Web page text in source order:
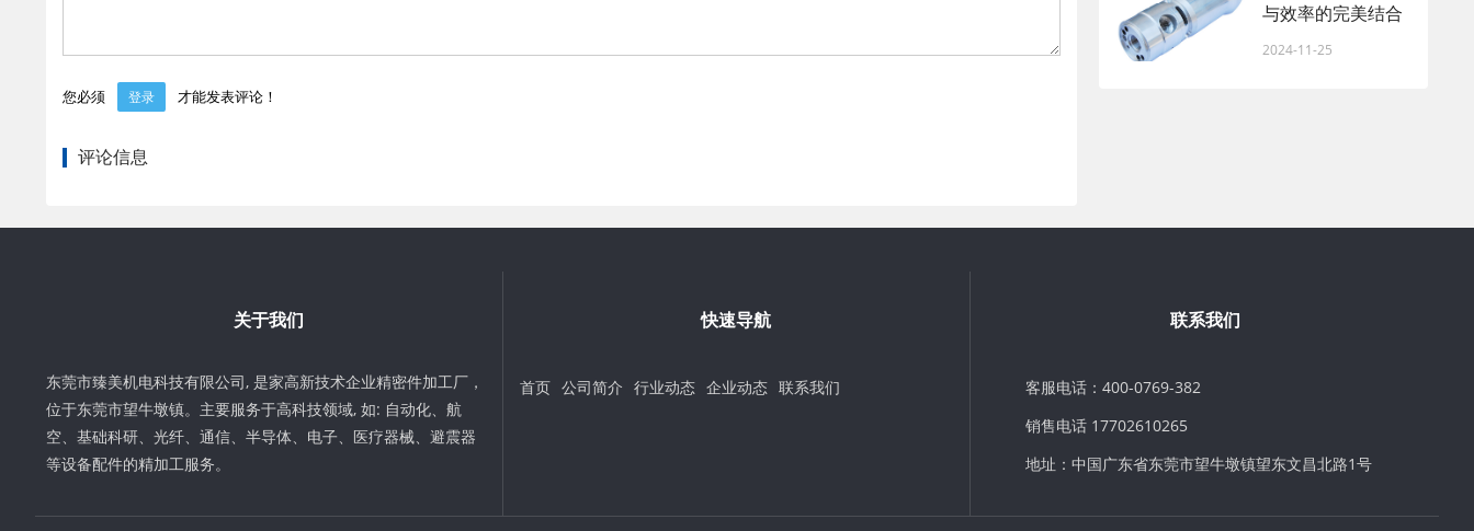
您必须 登录 才能发表评论！
评论信息
与效率的完美结合
2024-11-25
关于我们
东莞市臻美机电科技有限公司, 是家高新技术企业精密件加工厂，
位于东莞市望牛墩镇。主要服务于高科技领域, 如: 自动化、航
空、基础科研、光纤、通信、半导体、电子、医疗器械、避震器
等设备配件的精加工服务。
快速导航
首页 公司简介 行业动态 企业动态 联系我们
联系我们
客服电话：400-0769-382
销售电话 17702610265
地址：中国广东省东莞市望牛墩镇望东文昌北路1号